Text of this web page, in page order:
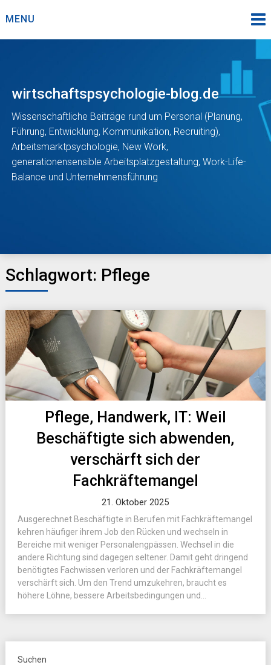
toMENU
wirtschaftspsychologie-blog.de
Wissenschaftliche Beiträge rund um Personal (Planung,
Führung, Entwicklung, Kommunikation, Recruiting),
Arbeitsmarktpsychologie, New Work,
generationensensible Arbeitsplatzgestaltung, Work-Life-
Balance und Unternehmensführung
Schlagwort: Pflege
Pflege, Handwerk, IT: Weil
Beschäftigte sich abwenden,
verschärft sich der
Fachkräftemangel
21. Oktober 2025
Ausgerechnet Beschäftigte in Berufen mit Fachkräftemangel
kehren häufiger ihrem Job den Rücken und wechseln in
Bereiche mit weniger Personalengpässen. Wechsel in die
andere Richtung sind dagegen seltener. Damit geht dringend
benötigtes Fachwissen verloren und der Fachkräftemangel
verschärft sich. Um den Trend umzukehren, braucht es
höhere Löhne, bessere Arbeitsbedingungen und...
Suchen